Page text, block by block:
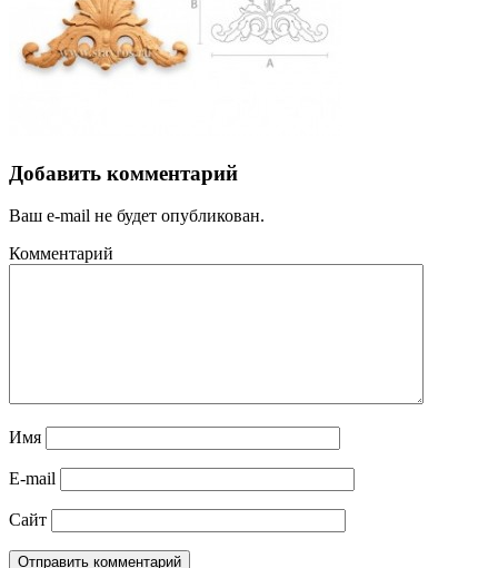
Добавить комментарий
Ваш e-mail не будет опубликован.
Комментарий
Имя
E-mail
Сайт